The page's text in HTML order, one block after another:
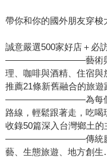
帶你和你的國外朋友穿梭
誠意嚴選500家好店＋必
—————————藝術與文
理、咖啡與酒精、住宿與
推薦21條新舊融合的旅遊
—————————為每個縣
路線，輕鬆跟著走，吃喝
收錄50篇深入台灣鄉土的
—————————傳統慶典
藝、生態旅遊、地方創